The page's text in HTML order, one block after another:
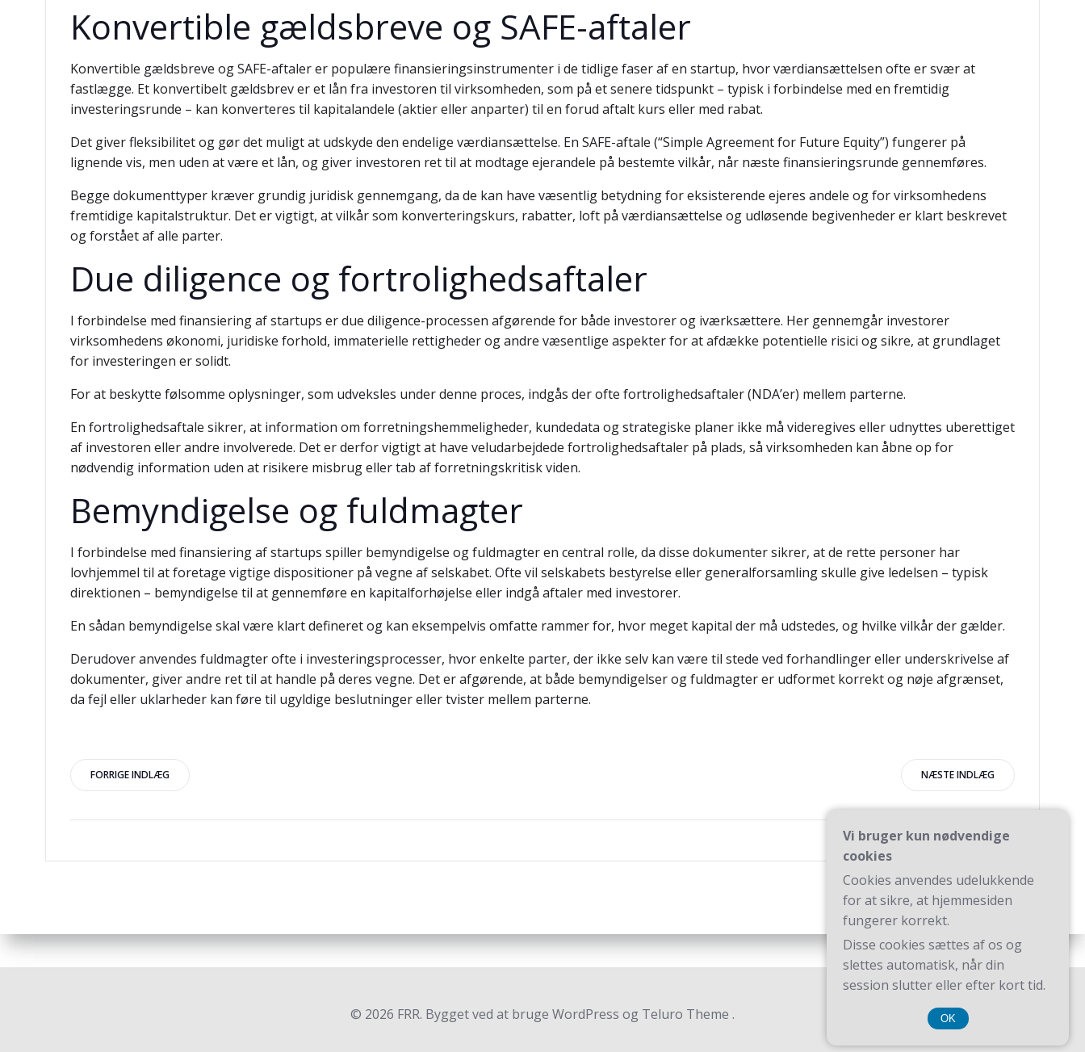
Konvertible gældsbreve og SAFE-aftaler
Konvertible gældsbreve og SAFE-aftaler er populære finansieringsinstrumenter i de tidlige faser af en startup, hvor værdiansættelsen ofte er svær at
fastlægge. Et konvertibelt gældsbrev er et lån fra investoren til virksomheden, som på et senere tidspunkt – typisk i forbindelse med en fremtidig
investeringsrunde – kan konverteres til kapitalandele (aktier eller anparter) til en forud aftalt kurs eller med rabat.
Det giver fleksibilitet og gør det muligt at udskyde den endelige værdiansættelse. En SAFE-aftale (“Simple Agreement for Future Equity”) fungerer på
lignende vis, men uden at være et lån, og giver investoren ret til at modtage ejerandele på bestemte vilkår, når næste finansieringsrunde gennemføres.
Begge dokumenttyper kræver grundig juridisk gennemgang, da de kan have væsentlig betydning for eksisterende ejeres andele og for virksomhedens
fremtidige kapitalstruktur. Det er vigtigt, at vilkår som konverteringskurs, rabatter, loft på værdiansættelse og udløsende begivenheder er klart beskrevet
og forstået af alle parter.
Due diligence og fortrolighedsaftaler
I forbindelse med finansiering af startups er due diligence-processen afgørende for både investorer og iværksættere. Her gennemgår investorer
virksomhedens økonomi, juridiske forhold, immaterielle rettigheder og andre væsentlige aspekter for at afdække potentielle risici og sikre, at grundlaget
for investeringen er solidt.
For at beskytte følsomme oplysninger, som udveksles under denne proces, indgås der ofte fortrolighedsaftaler (NDA’er) mellem parterne.
En fortrolighedsaftale sikrer, at information om forretningshemmeligheder, kundedata og strategiske planer ikke må videregives eller udnyttes uberettiget
af investoren eller andre involverede. Det er derfor vigtigt at have veludarbejdede fortrolighedsaftaler på plads, så virksomheden kan åbne op for
nødvendig information uden at risikere misbrug eller tab af forretningskritisk viden.
Bemyndigelse og fuldmagter
I forbindelse med finansiering af startups spiller bemyndigelse og fuldmagter en central rolle, da disse dokumenter sikrer, at de rette personer har
lovhjemmel til at foretage vigtige dispositioner på vegne af selskabet. Ofte vil selskabets bestyrelse eller generalforsamling skulle give ledelsen – typisk
direktionen – bemyndigelse til at gennemføre en kapitalforhøjelse eller indgå aftaler med investorer.
En sådan bemyndigelse skal være klart defineret og kan eksempelvis omfatte rammer for, hvor meget kapital der må udstedes, og hvilke vilkår der gælder.
Derudover anvendes fuldmagter ofte i investeringsprocesser, hvor enkelte parter, der ikke selv kan være til stede ved forhandlinger eller underskrivelse af
dokumenter, giver andre ret til at handle på deres vegne. Det er afgørende, at både bemyndigelser og fuldmagter er udformet korrekt og nøje afgrænset,
da fejl eller uklarheder kan føre til ugyldige beslutninger eller tvister mellem parterne.
Indlægsnavigation
FORRIGE INDLÆG NÆSTE INDLÆG
© 2026 FRR. Bygget ved at bruge WordPress og Teluro Theme .
Vi bruger kun nødvendige
cookies
Cookies anvendes udelukkende
for at sikre, at hjemmesiden
fungerer korrekt.
Disse cookies sættes af os og
slettes automatisk, når din
session slutter eller efter kort tid.
OK